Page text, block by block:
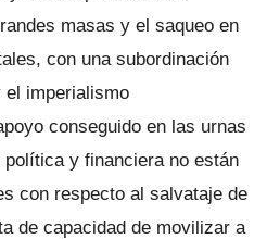
masas y el saqueo en
con una subordinación
el imperialismo
conseguido en las urnas
y financiera no están
con respecto al salvataje de
de capacidad de movilizar a